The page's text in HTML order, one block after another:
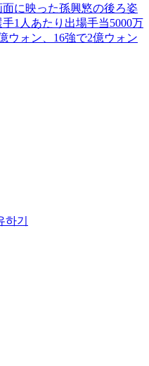
面に映った孫興慜の後ろ姿
1人あたり出場手当5000万
ウォン、16強で2億ウォン
하기